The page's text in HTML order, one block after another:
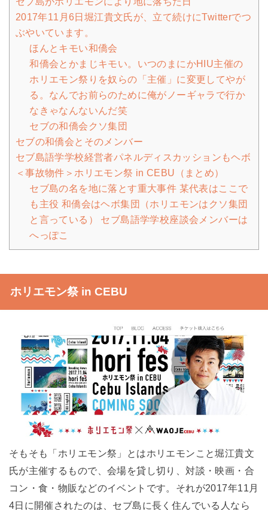
2017年11月6日堀江貴文氏が、立て続けにTwitterでつ
ぶやいています。
ほんとキモい和僑会
和僑会とかまじキモい。いつのまにかHIU主催の
ホリエモン祭りを奴らの「主催」に変更してやが
る。なんでお前らのために俺がノーギャラで行か
なきゃなんないんだ笑
セブの和僑会クソ集団
セブの和僑会とそのメンバー
セブ島語学学校経営者パネルディスカッションもヘボ
＜事故物件＞ホリエモン祭 in CEBU（まとめ）
セブ島の名を地に落とす重大事件 某代表はここで
も主役 和僑会はヘボ集団（ホリエモンはクソ集団
と言っている） セブ島語学学校座談会メンバーは
へっぽこ
ホリエモン祭 in CEBU
そもそも「ホリエモン祭」とはホリエモンこと堀江貴文
氏が主催するもので、会場を貸し切り、対談・映画・合
コン・食・物販などのイベントです。それが2017年11月
4日に開催されたのは、セブ島に長く住んでいる人なら